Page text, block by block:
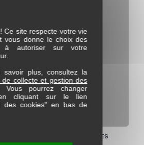
THALES portes coulissantes
Ce site respecte votre vie
vous donne le choix des
à autoriser sur votre
savoir plus, consultez la
de collecte et gestion des
Vous pourrez changer
cliquant sur le lien
des cookies" en bas de